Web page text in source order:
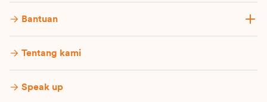
Bantuan
Tentang kami
Speak up